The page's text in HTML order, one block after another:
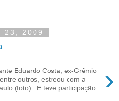
23, 2009
›
Eduardo Costa, ex-Grêmio
outros, estreou com a
(foto) . E teve participação